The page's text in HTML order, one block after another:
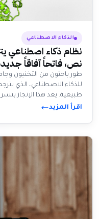
الذكاء الاصطناعي
نظام ذكاء اصطناعي
نص، فاتحاً آفاقاً
الأدوية وتصميم
طور باحثون من التخنيون
للذكاء الاصطناعي، الذي
طبيعية. يعد هذا الإنجاز
المواد من خلال الكشف عن
اقرأ المزيد